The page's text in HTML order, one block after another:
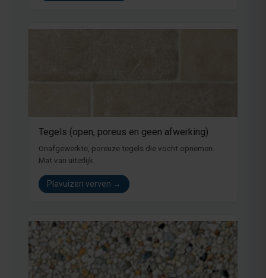
Tegels (open, poreus en geen afwerking)
Onafgewerkte, poreuze tegels die vocht opnemen.
Mat van uiterlijk.
Plavuizen verven →